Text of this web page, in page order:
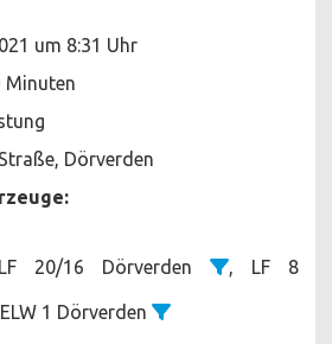
um 8:31 Uhr
Minuten
Dörverden
20/16 Dörverden , LF 8
, ELW 1 Dörverden